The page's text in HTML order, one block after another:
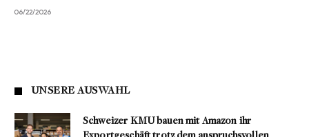
06/22/2026
UNSERE AUSWAHL
Schweizer KMU bauen mit Amazon ihr